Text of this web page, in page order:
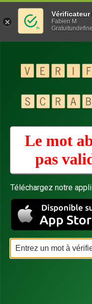
Le mot
pas
Téléchargez notre
Vérificateur
Fabien M